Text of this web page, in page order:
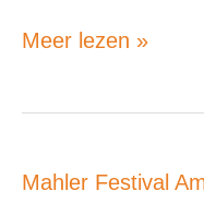
Meer lezen »
Mahler Festival
Mahler